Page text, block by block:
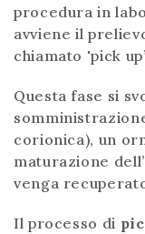
procedura in
avviene il
chiamato 'pick
Questa fase si
corionica), un
maturazione
venga
Il processo di